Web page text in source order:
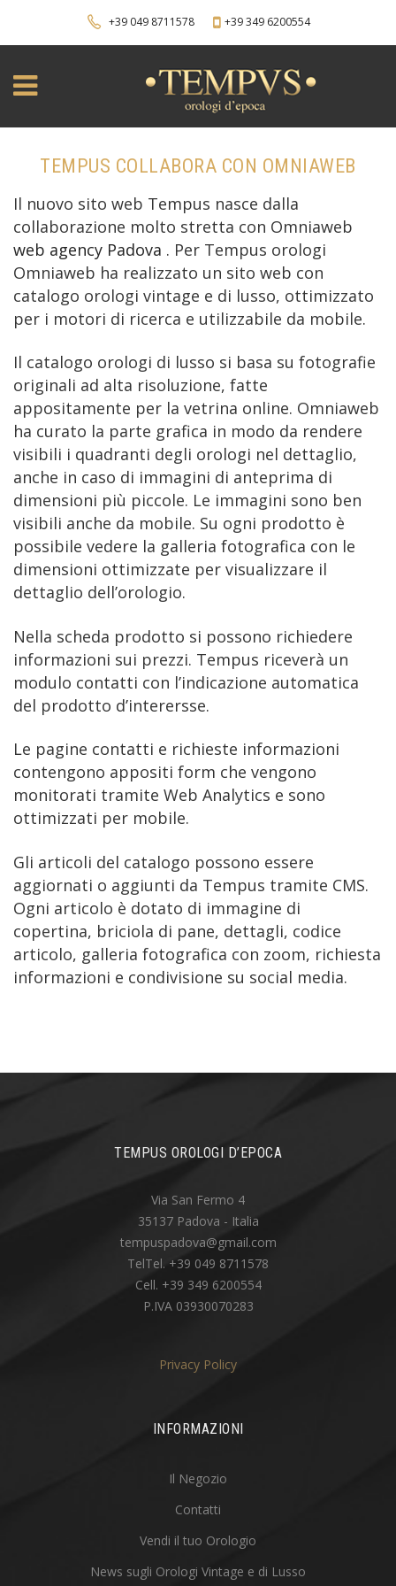
+39 049 8711578 +39 349 6200554
TEMPUS COLLABORA CON OMNIAWEB
Il nuovo sito web Tempus nasce dalla
collaborazione molto stretta con Omniaweb
web agency Padova . Per Tempus orologi
Omniaweb ha realizzato un sito web con
catalogo orologi vintage e di lusso, ottimizzato
per i motori di ricerca e utilizzabile da mobile.
Il catalogo orologi di lusso si basa su fotografie
originali ad alta risoluzione, fatte
appositamente per la vetrina online. Omniaweb
ha curato la parte grafica in modo da rendere
visibili i quadranti degli orologi nel dettaglio,
anche in caso di immagini di anteprima di
dimensioni più piccole. Le immagini sono ben
visibili anche da mobile. Su ogni prodotto è
possibile vedere la galleria fotografica con le
dimensioni ottimizzate per visualizzare il
dettaglio dell’orologio.
Nella scheda prodotto si possono richiedere
informazioni sui prezzi. Tempus riceverà un
modulo contatti con l’indicazione automatica
del prodotto d’interersse.
Le pagine contatti e richieste informazioni
contengono appositi form che vengono
monitorati tramite Web Analytics e sono
ottimizzati per mobile.
Gli articoli del catalogo possono essere
aggiornati o aggiunti da Tempus tramite CMS.
Ogni articolo è dotato di immagine di
copertina, briciola di pane, dettagli, codice
articolo, galleria fotografica con zoom, richiesta
informazioni e condivisione su social media.
TEMPUS OROLOGI D’EPOCA
Via San Fermo 4
35137 Padova - Italia
tempuspadova@gmail.com
TelTel. +39 049 8711578
Cell. +39 349 6200554
P.IVA 03930070283
Privacy Policy
INFORMAZIONI
Il Negozio
Contatti
Vendi il tuo Orologio
News sugli Orologi Vintage e di Lusso